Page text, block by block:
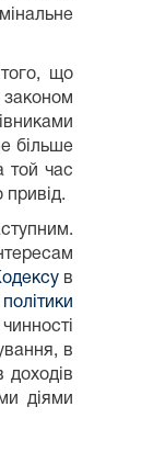
того, що
законом
більше
той час
в
в
доходів
діями